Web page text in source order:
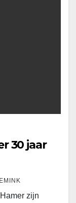
30 jaar
zijn